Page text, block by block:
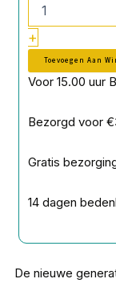
+
Toevoegen Aan
Voor 15.00 uur
Bezorgd voor
Gratis
14 dagen
De nieuwe